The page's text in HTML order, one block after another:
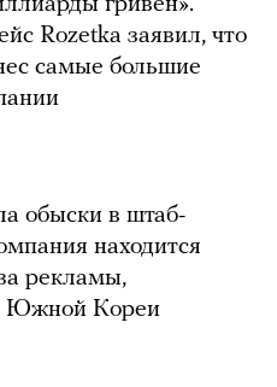
гривен».
Rozetka заявил, что
самые большие
обыски в штаб-
находится
рекламы,
Южной Кореи